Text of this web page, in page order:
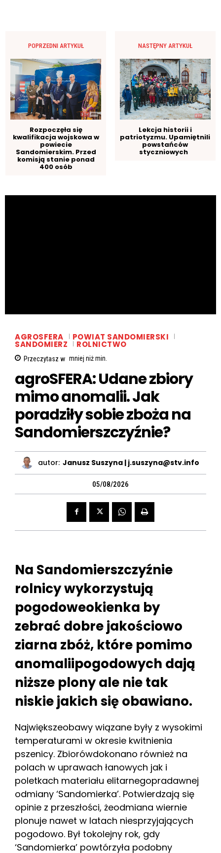
POPRZEDNI ARTYKUŁ
Rozpoczęła się
kwalifikacja wojskowa w
powiecie
Sandomierskim. Przed
komisją stanie ponad
400 osób
NASTĘPNY ARTYKUŁ
Lekcja historii i
patriotyzmu. Upamiętnili
powstańców
styczniowych